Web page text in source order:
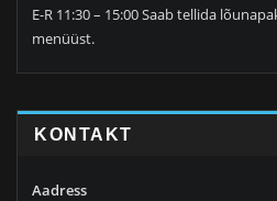
E-R 11:30 – 15:00 Saab tellida
menüüst.
KONTAKT
Aadress